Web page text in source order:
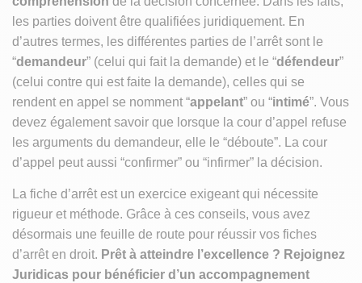
les parties doivent être qualifiées juridiquement. En
d’autres termes, les différentes parties de l’arrêt sont le
“demandeur” (celui qui fait la demande) et le “défendeur”
(celui contre qui est faite la demande), celles qui se
rendent en appel se nomment “appelant” ou “intimé”. Vous
devez également savoir que lorsque la cour d’appel refuse
les arguments du demandeur, elle le “déboute”. La cour
d’appel peut aussi “confirmer” ou “infirmer” la décision.
La fiche d’arrêt est un exercice exigeant qui nécessite
rigueur et méthode. Grâce à ces conseils, vous avez
désormais une feuille de route pour réussir vos fiches
d’arrêt en droit. Prêt à atteindre l’excellence ? Rejoignez
Juridicas pour bénéficier d’un accompagnement